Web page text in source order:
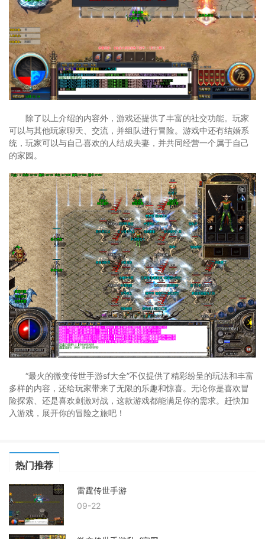
除了以上介绍的内容外，游戏还提供了丰富的社交功能。玩家
可以与其他玩家聊天、交流，并组队进行冒险。游戏中还有结婚系
统，玩家可以与自己喜欢的人结成夫妻，并共同经营一个属于自己
的家园。
“最火的微变传世手游sf大全”不仅提供了精彩纷呈的玩法和丰富
多样的内容，还给玩家带来了无限的乐趣和惊喜。无论你是喜欢冒
险探索、还是喜欢刺激对战，这款游戏都能满足你的需求。赶快加
入游戏，展开你的冒险之旅吧！
热门推荐
雷霆传世手游
09-22